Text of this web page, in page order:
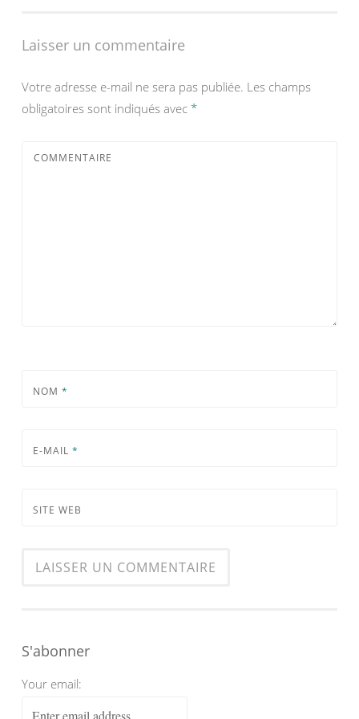
Laisser un commentaire
Votre adresse e-mail ne sera pas publiée. Les champs
obligatoires sont indiqués avec *
COMMENTAIRE
NOM *
E-MAIL *
SITE WEB
S'abonner
Your email: